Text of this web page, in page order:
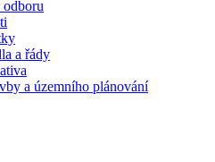
a řády
a územního plánování